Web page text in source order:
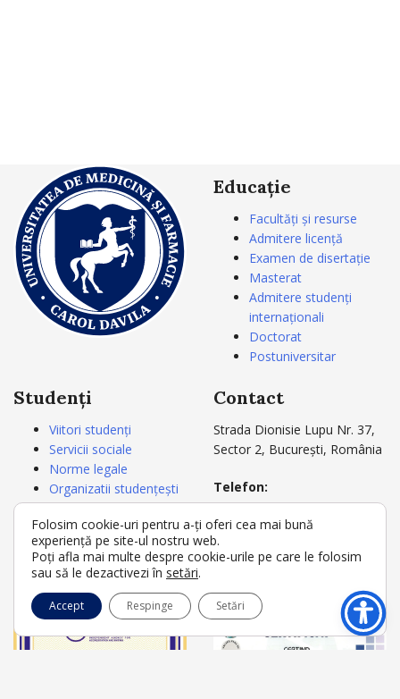
Educație
Facultăți și resurse
Admitere licență
Examen de disertație
Masterat
Admitere studenți
internaționali
Doctorat
Postuniversitar
Studenți
Viitori studenți
Servicii sociale
Norme legale
Organizatii studențești
Carnetul studentului
Acte studii
Secretariat
Contact
Strada Dionisie Lupu Nr. 37,
Sector 2, București, România
Telefon:
+4021 3180721
+4021 3180722
E-mail:rectorat@umfcd.ro
Folosim cookie-uri pentru a-ți oferi cea mai bună
experiență pe site-ul nostru web.
Poți afla mai multe despre cookie-urile pe care le folosim
sau să le dezactivezi în setări.
Accept Respinge Setări